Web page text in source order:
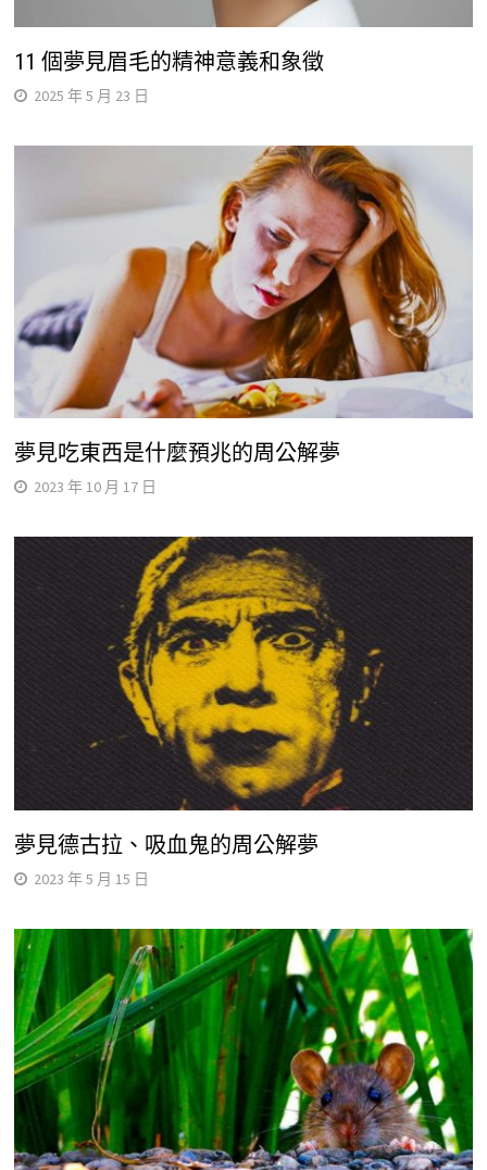
11 個夢見眉毛的精神意義和象徵
2025 年 5 月 23 日
夢見吃東西是什麼預兆的周公解夢
2023 年 10 月 17 日
夢見德古拉、吸血鬼的周公解夢
2023 年 5 月 15 日